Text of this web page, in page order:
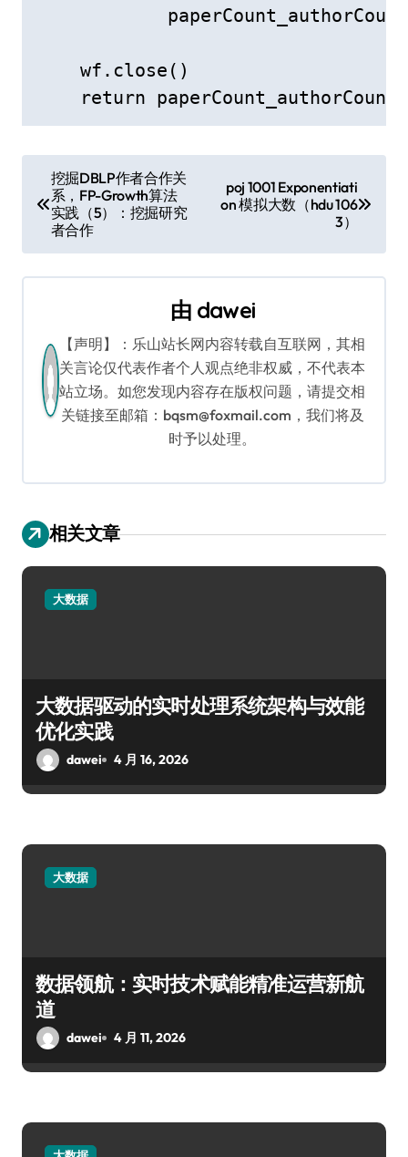
    wf.close()
return
章
导
航
挖掘DBLP作者合作关
系，FP-Growth算法
实践（5）：挖掘研究
者合作
poj 1001 Exponentiati
on 模拟大数（hdu 106
3）
由 dawei
【声明】：乐山站长网内容转载自互联网，其相
关言论仅代表作者个人观点绝非权威，不代表本
站立场。如您发现内容存在版权问题，请提交相
关链接至邮箱：bqsm@foxmail.com，我们将及
时予以处理。
相关文章
大数据
大数据驱动的实时处理系统架构与效能
优化实践
dawei 4 月 16, 2026
大数据
数据领航：实时技术赋能精准运营新航
道
dawei 4 月 11, 2026